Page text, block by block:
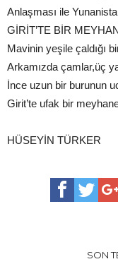
Anlaşması ile
GİRİT’TE BİR
Mavinin yeşile çaldığı
Arkamızda çamlar,üç
İnce uzun bir burunun
Girit’te ufak bir
HÜSEYİN TÜRKER
SON